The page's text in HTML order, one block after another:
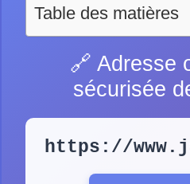
Table des matières
🔗 Adresse
sécurisée
https://